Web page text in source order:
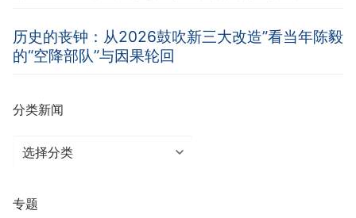
历史的丧钟：从2026鼓吹新三大改造”看当年陈毅
的“空降部队”与因果轮回
分类新闻
分
闻
专题